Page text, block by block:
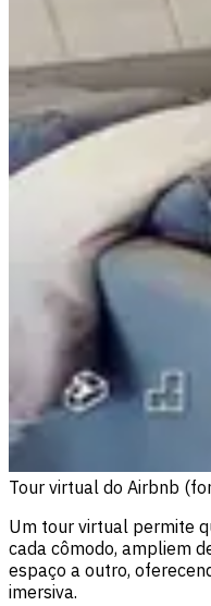
Tour virtual do Airbnb
Um tour virtual permite
cada cômodo, ampliem
espaço a outro,
imersiva.